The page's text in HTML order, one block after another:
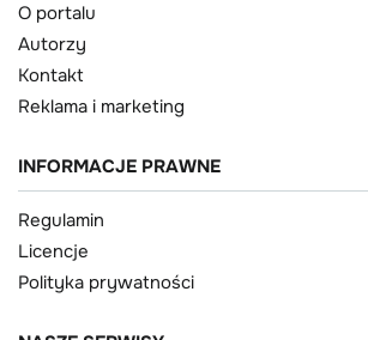
O portalu
Autorzy
Kontakt
Reklama i marketing
INFORMACJE PRAWNE
Regulamin
Licencje
Polityka prywatności